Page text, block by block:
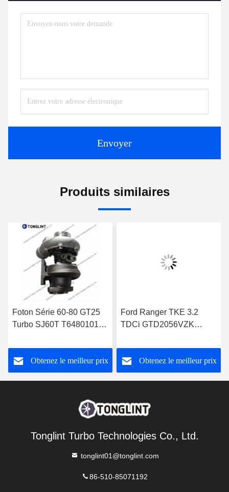
Envoyer
Produits similaires
Foton Série 60-80 GT25
Turbo SJ60T T64801019
Turbocompresseur
Obtenez le meilleur prix
Ford Ranger TKE 3.2
TDCi GTD2056VZK
FB3Q6K682DB
Obtenez le meilleur prix
Tonglint Turbo Technologies Co., Ltd.
tonglint01@tonglint.com
86-510-85071192